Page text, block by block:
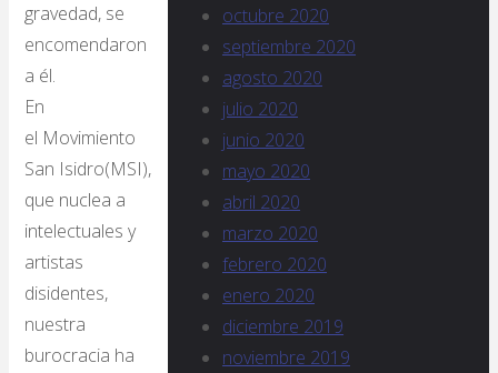
gravedad, se
encomendaron
a él.
En
el Movimiento
San Isidro(MSI),
que nuclea a
intelectuales y
artistas
disidentes,
nuestra
burocracia ha
octubre 2020
septiembre 2020
agosto 2020
julio 2020
junio 2020
mayo 2020
abril 2020
marzo 2020
febrero 2020
enero 2020
diciembre 2019
noviembre 2019